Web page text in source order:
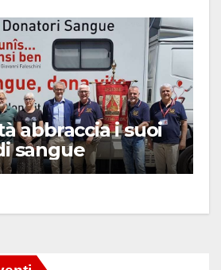
abbraccia i suoi
sangue